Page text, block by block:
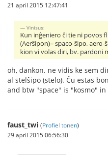
21 april 2015 12:47:41
Vinisus:
Kun inĝeniero ĉi tie ni povos
(Aerŝipon)= spaco-ŝipo, aero-
kion vi volas diri, bv. pardoni
oh, dankon. ne vidis ke sem
al stelŝipo (stelo). Ĉu estas
and btw "space" is "kosmo" in
faust_twi (Profiel tonen)
29 april 2015 06:56:30